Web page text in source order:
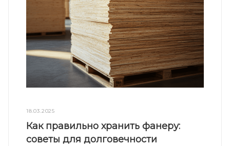
18.03.2025
Как правильно хранить фанеру:
советы для долговечности